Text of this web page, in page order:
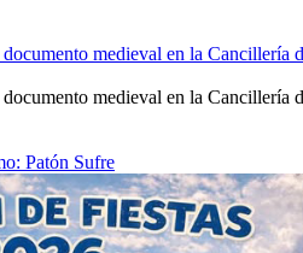
medieval en la Cancillería
medieval en la Cancillería
Patón Sufre